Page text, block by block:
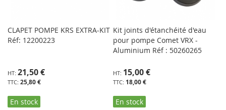
CLAPET POMPE KRS EXTRA-KIT
Réf: 12200223
25,80 €
21,50 €
En stock
Kit joints d'étanchéité d'eau
pour pompe Comet VRX -
Aluminium Réf : 50260265
18,00 €
15,00 €
En stock